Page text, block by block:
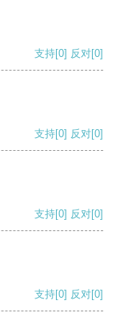
支持[0] 反对[0]
支持[0] 反对[0]
支持[0] 反对[0]
支持[0] 反对[0]